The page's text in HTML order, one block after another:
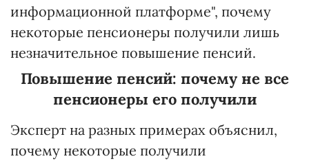
информационной платформе", почему
некоторые пенсионеры получили лишь
незначительное повышение пенсий.
Повышение пенсий: почему не все
пенсионеры его получили
Эксперт на разных примерах объяснил,
почему некоторые получили